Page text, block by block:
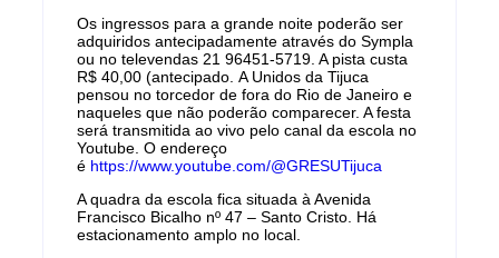
Os ingressos para a grande noite poderão ser
adquiridos antecipadamente através do Sympla
ou no televendas 21 96451-5719. A pista custa
R$ 40,00 (antecipado. A Unidos da Tijuca
pensou no torcedor de fora do Rio de Janeiro e
naqueles que não poderão comparecer. A festa
será transmitida ao vivo pelo canal da escola no
Youtube. O endereço
é https://www.youtube.com/@GRESUTijuca
A quadra da escola fica situada à Avenida
Francisco Bicalho nº 47 – Santo Cristo. Há
estacionamento amplo no local.